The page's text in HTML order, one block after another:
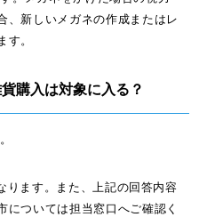
、新しいメガネの作成またはレ
す。
購入は対象に入る？
ります。また、上記の回答内容
については担当窓口へご確認く